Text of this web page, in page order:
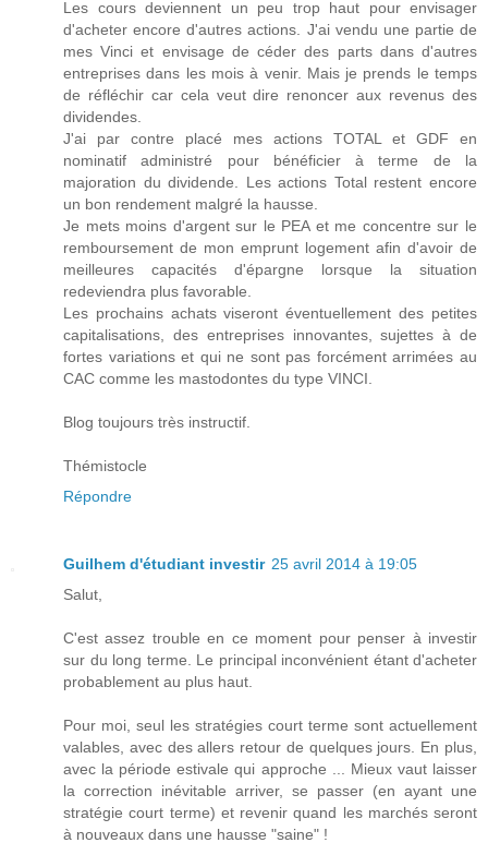
Les cours deviennent un peu trop haut pour envisager
d'acheter encore d'autres actions. J'ai vendu une partie de
mes Vinci et envisage de céder des parts dans d'autres
entreprises dans les mois à venir. Mais je prends le temps
de réfléchir car cela veut dire renoncer aux revenus des
dividendes.
J'ai par contre placé mes actions TOTAL et GDF en
nominatif administré pour bénéficier à terme de la
majoration du dividende. Les actions Total restent encore
un bon rendement malgré la hausse.
Je mets moins d'argent sur le PEA et me concentre sur le
remboursement de mon emprunt logement afin d'avoir de
meilleures capacités d'épargne lorsque la situation
redeviendra plus favorable.
Les prochains achats viseront éventuellement des petites
capitalisations, des entreprises innovantes, sujettes à de
fortes variations et qui ne sont pas forcément arrimées au
CAC comme les mastodontes du type VINCI.
Blog toujours très instructif.
Thémistocle
Répondre
Guilhem d'étudiant investir 25 avril 2014 à 19:05
Salut,
C'est assez trouble en ce moment pour penser à investir
sur du long terme. Le principal inconvénient étant d'acheter
probablement au plus haut.
Pour moi, seul les stratégies court terme sont actuellement
valables, avec des allers retour de quelques jours. En plus,
avec la période estivale qui approche ... Mieux vaut laisser
la correction inévitable arriver, se passer (en ayant une
stratégie court terme) et revenir quand les marchés seront
à nouveaux dans une hausse "saine" !